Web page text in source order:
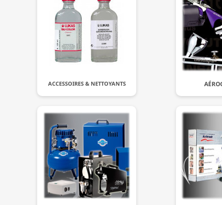
ACCESSOIRES & NETTOYANTS